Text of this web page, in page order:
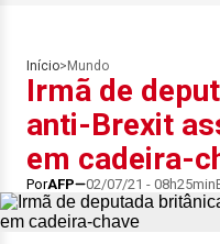
Início> Mundo
Irmã de
anti-Brexit
em cadeira-
PorAFP 02/07/21 - 08h25min